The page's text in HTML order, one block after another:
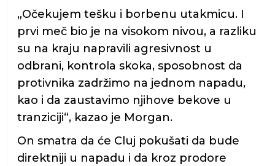
„Očekujem tešku i borbenu utakmicu. I
prvi meč bio je na visokom nivou, a razliku
su na kraju napravili agresivnost u
odbrani, kontrola skoka, sposobnost da
protivnika zadržimo na jednom napadu,
kao i da zaustavimo njihove bekove u
tranziciji“, kazao je Morgan.
On smatra da će Cluj pokušati da bude
direktniji u napadu i da kroz prodore